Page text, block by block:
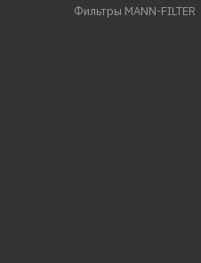
Фильтры MANN-FILTER